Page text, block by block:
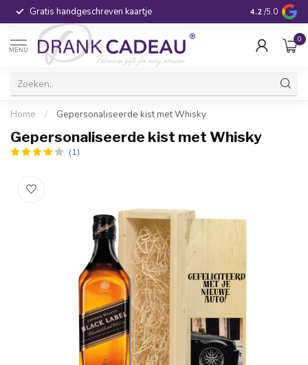
Gratis handgeschreven kaartje Voor 16:00
4.2 /5.0
MENU
0
Home / Gepersonaliseerde kist met Whisky
Gepersonaliseerde kist met Whisky
(1)